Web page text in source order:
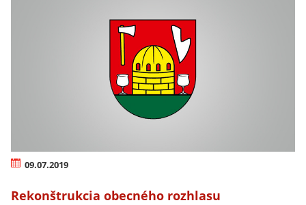
09.07.2019
Rekonštrukcia obecného rozhlasu